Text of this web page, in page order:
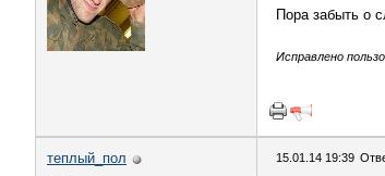
Пора забыть о
Исправлено
теплый_пол 15.01.14 19:39